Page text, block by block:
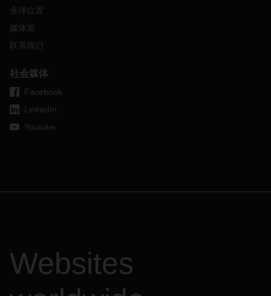
全球位置
媒体室
联系我们
社会媒体
Facebook
LinkedIn
Youtube
Websites